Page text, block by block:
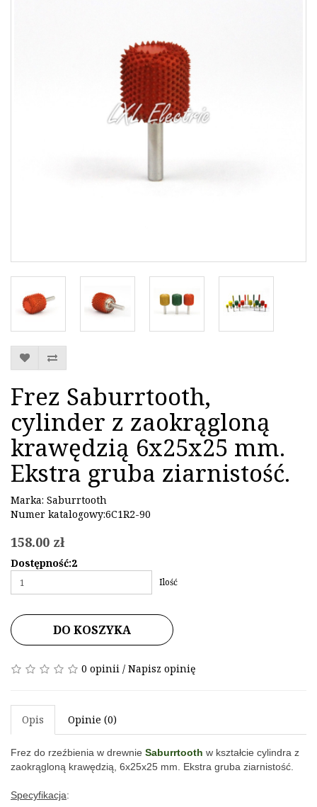
Frez Saburrtooth,
cylinder z zaokrągloną
krawędzią 6x25x25 mm.
Ekstra gruba ziarnistość.
Marka: Saburrtooth
Numer katalogowy:6C1R2-90
158.00 zł
Dostępność:2
Ilość
DO KOSZYKA
0 opinii / Napisz opinię
Opis Opinie (0)
Frez do rzeźbienia w drewnie Saburrtooth
zaokrągloną krawędzią , 6x25x25 mm . Ekstra gruba ziarnistość.
Specyfikacja: